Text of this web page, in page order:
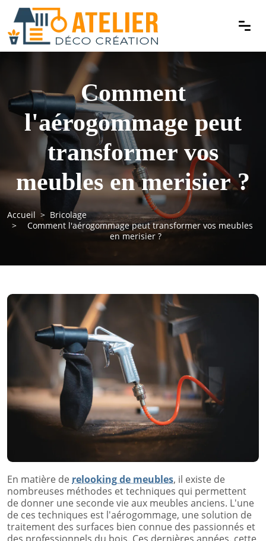
Comment
l'aérogommage peut
transformer vos
meubles en merisier ?
Accueil
Bricolage
Comment l'aérogommage peut transformer vos meubles
en merisier ?
En matière de relooking de meubles, il existe de
nombreuses méthodes et techniques qui permettent
de donner une seconde vie aux meubles anciens. L'une
de ces techniques est l'aérogommage, une solution de
traitement des surfaces bien connue des passionnés et